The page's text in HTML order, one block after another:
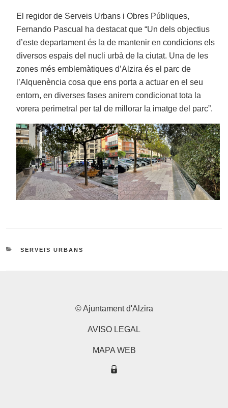
El regidor de Serveis Urbans i Obres Públiques,
Fernando Pascual ha destacat que “Un dels objectius
d’este departament és la de mantenir en condicions els
diversos espais del nucli urbà de la ciutat. Una de les
zones més emblemàtiques d’Alzira és el parc de
l’Alquenència cosa que ens porta a actuar en el seu
entorn, en diverses fases anirem condicionat tota la
vorera perimetral per tal de millorar la imatge del parc”.
CATEGORIES
SERVEIS URBANS
© Ajuntament d'Alzira
AVISO LEGAL
MAPA WEB